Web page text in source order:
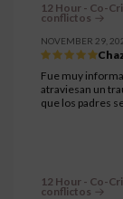
12 Hour - Co-
conflictos
NOVEMBER 29,
Fue muy
atraviesan un
que los padres
12 Hour - Co-
conflictos